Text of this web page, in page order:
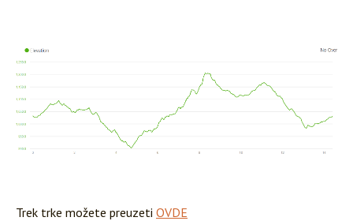
Trek trke možete preuzeti OVDE